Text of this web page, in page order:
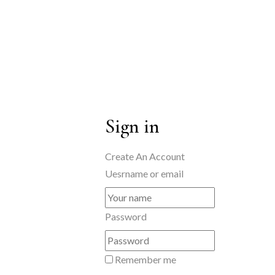
Sign in
Create An Account
Uesrname or email
Password
Remember me